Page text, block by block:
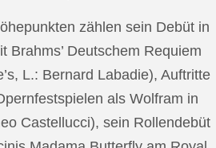
zählen sein Debüt in
Brahms’ Deutschem Requiem
L.: Bernard Labadie), Auftritte
als Wolfram in
Castellucci), sein Rollendebüt